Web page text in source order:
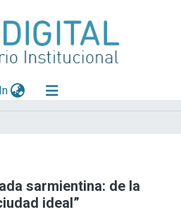
(current)
sarmientina: de la
ideal”